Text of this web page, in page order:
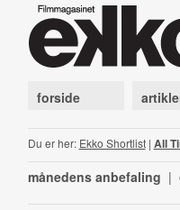
forside
Du er her: Ekko Shortlist| All
månedens anbefaling |